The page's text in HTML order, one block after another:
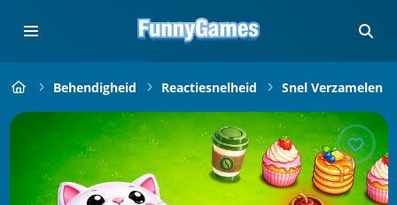
Behendigheid Reactiesnelheid Snel Verzamelen